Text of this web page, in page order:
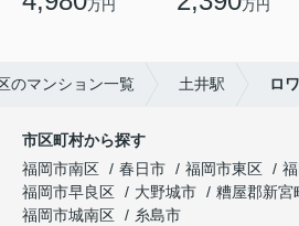
万円 万円
のマンション一覧 土井駅 ロ
市区町村から探す
福岡市南区
春日市 福岡市東区
福岡市早良区
大野城市 糟屋郡新宮
福岡市城南区
糸島市